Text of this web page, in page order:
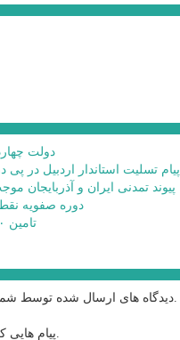
دولت
پیام تسلیت استاندار اردبیل در
پیوند تمدنی ایران و
دوره صفویه
تامین ۲۳۰میلیارد تومان برای تکمیل تالار شهر اردبیل
دیدگاه های ارسال شده توسط شما، پس از تایید توسط خبرگزاری الف در وب منتشر خواهد شد.